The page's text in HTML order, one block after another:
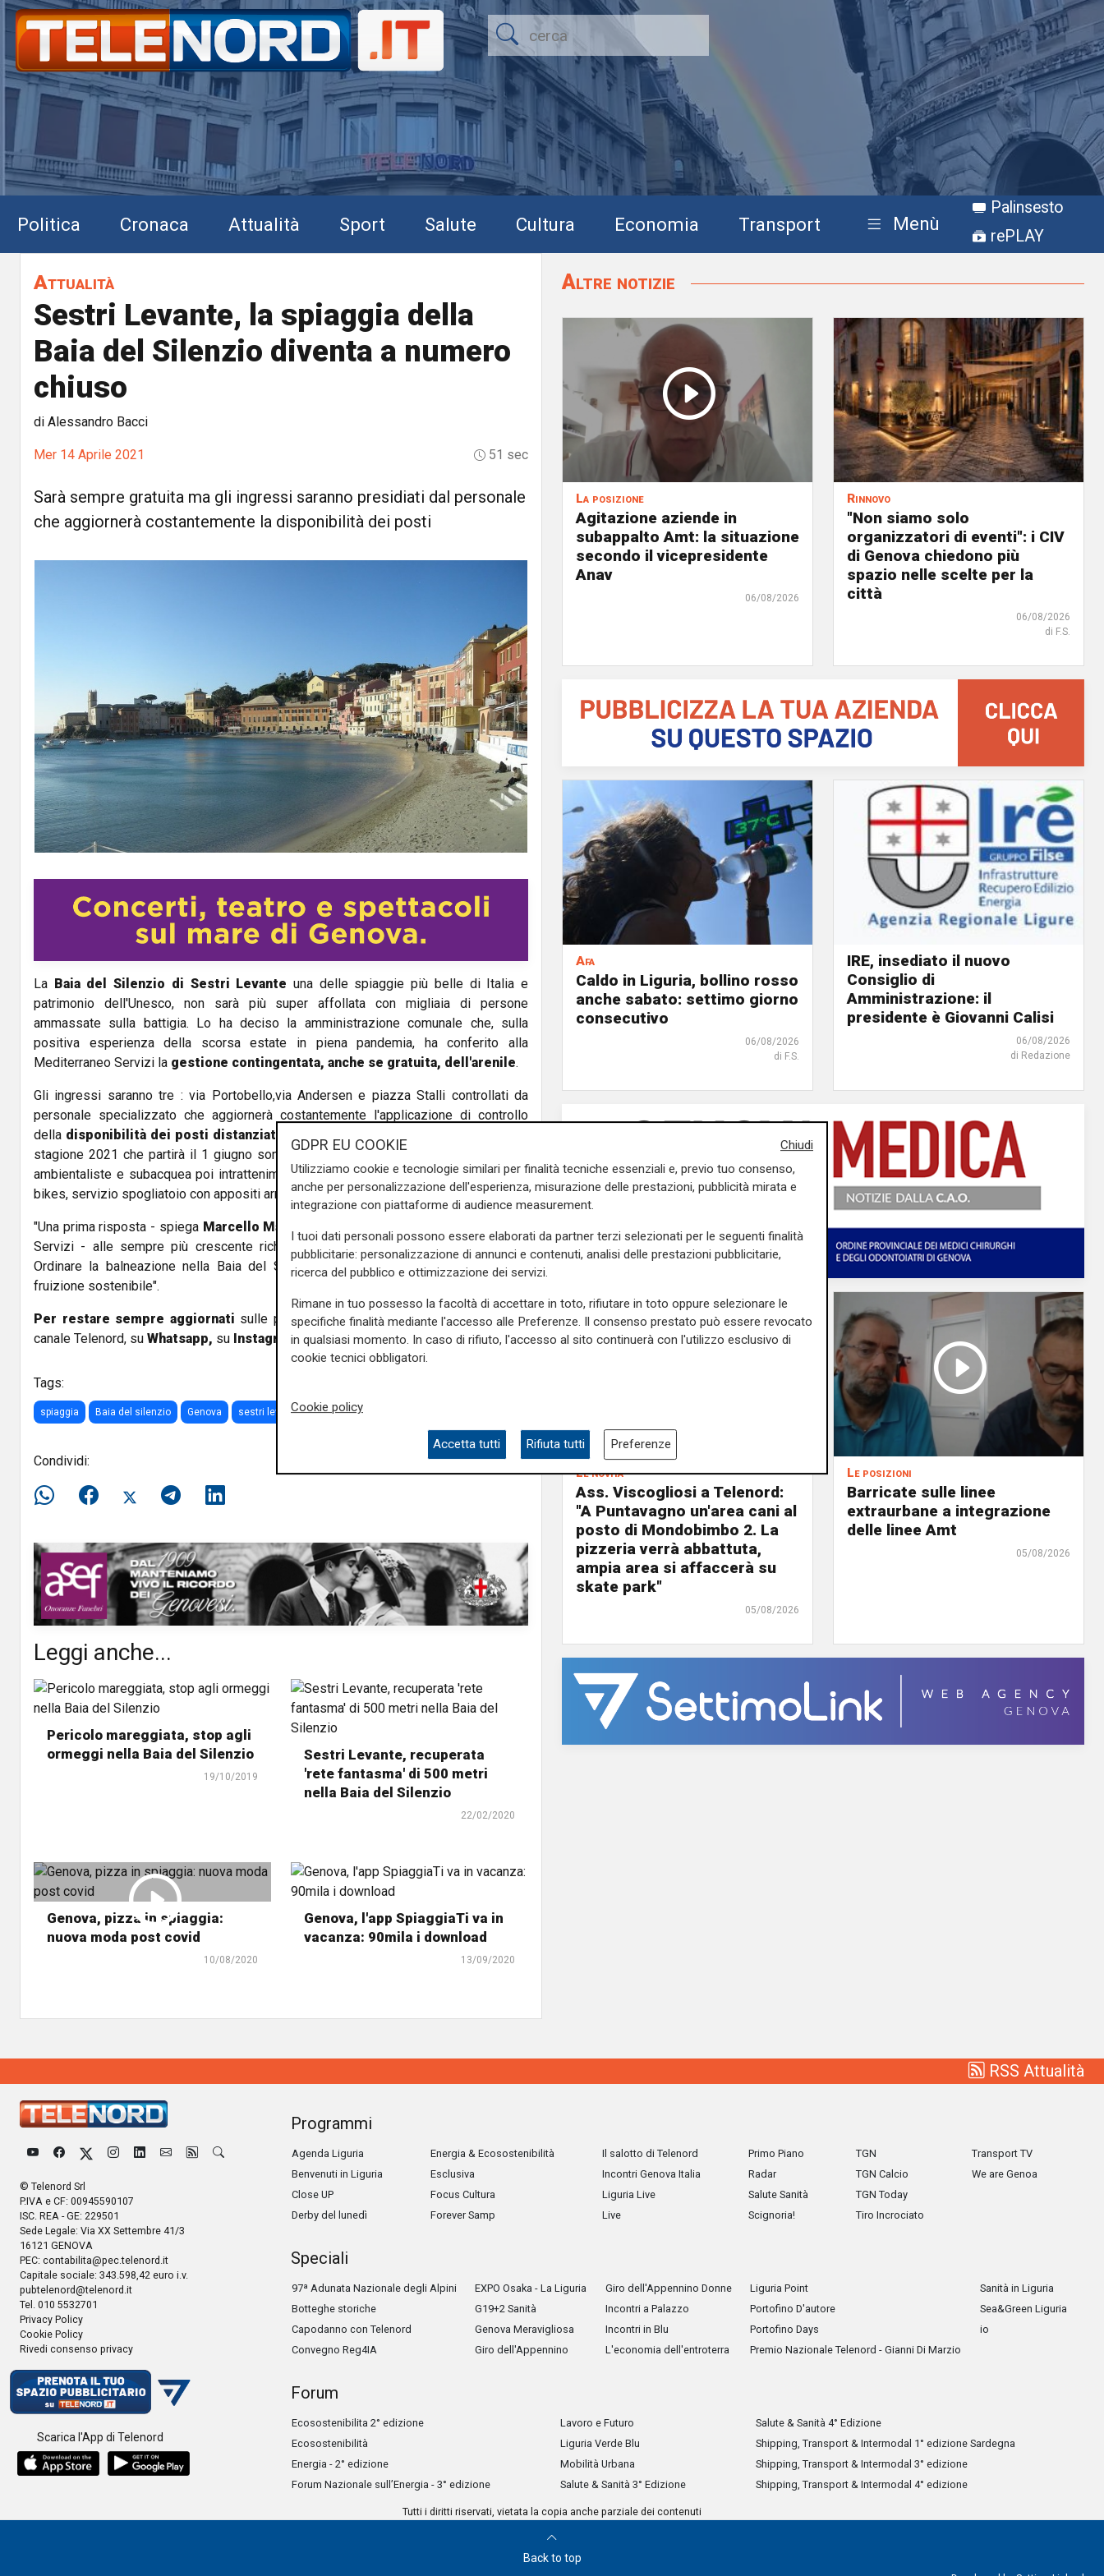
Politica Cronaca Attualità Sport Salute Cultura Economia Transport Menù
Palinsesto
rePLAY
Attualità
Sestri Levante, la spiaggia della
Baia del Silenzio diventa a numero
chiuso
di Alessandro Bacci
Mer 14 Aprile 2021 51 sec
Sarà sempre gratuita ma gli ingressi saranno presidiati dal personale
che aggiornerà costantemente la disponibilità dei posti
La Baia del Silenzio di Sestri Levante una delle spiaggie più belle di Italia e
patrimonio dell'Unesco, non sarà più super affollata con migliaia di persone
ammassate sulla battigia. Lo ha deciso la amministrazione comunale che, sulla
positiva esperienza della scorsa estate in piena pandemia, ha conferito alla
Mediterraneo Servizi la gestione contingentata, anche se gratuita, dell'arenile.
Gli ingressi saranno tre : via Portobello,via Andersen e piazza Stalli controllati da
personale specializzato che aggiornerà costantemente l'applicazione di controllo
della disponibilità dei posti distanziati
stagione 2021 che partirà il 1 giugno sono
i servizi a pagamento
ambientaliste e subacquea poi intrattenimento e doposcuola per i bambini, noleggio
bikes, servizio spogliatoio con appositi armadietti e servizi igienici.
"Una prima risposta - spiega Marcello Massucco
Servizi - alle sempre più crescente richieste di turismo sostenibile e di qualità.
Ordinare la balneazione nella Baia del Silenzio è una prima risposta concreta di
fruizione sostenibile".
Per restare sempre aggiornati sulle principali notizie sulla Liguria seguiteci sul
canale Telenord, su Whatsapp, su Instagram,suYoutubee suFacebook .
Tags:
spiaggia Baia del silenzio Genova sestri levante Liguria
Condividi:
Leggi anche...
Pericolo mareggiata, stop agli
ormeggi nella Baia del Silenzio
19/10/2019
Sestri Levante, recuperata
'rete fantasma' di 500 metri
nella Baia del Silenzio
22/02/2020
Genova, pizza in spiaggia:
nuova moda post covid
10/08/2020
Genova, l'app SpiaggiaTi va in
vacanza: 90mila i download
13/09/2020
Altre notizie
La posizione
Agitazione aziende in
subappalto Amt: la situazione
secondo il vicepresidente
Anav
06/08/2026
Rinnovo
"Non siamo solo
organizzatori di eventi": i CIV
di Genova chiedono più
spazio nelle scelte per la
città
06/08/2026
di F.S.
Afa
Caldo in Liguria, bollino rosso
anche sabato: settimo giorno
consecutivo
06/08/2026
di F.S.
IRE, insediato il nuovo
Consiglio di
Amministrazione: il
presidente è Giovanni Calisi
06/08/2026
di Redazione
Le novità
Ass. Viscogliosi a Telenord:
"A Puntavagno un'area cani al
posto di Mondobimbo 2. La
pizzeria verrà abbattuta,
ampia area si affaccerà su
skate park"
05/08/2026
Le posizioni
Barricate sulle linee
extraurbane a integrazione
delle linee Amt
05/08/2026
RSS Attualità
© Telenord Srl
P.IVA e CF: 00945590107
ISC. REA - GE: 229501
Sede Legale: Via XX Settembre 41/3
16121 GENOVA
PEC: contabilita@pec.telenord.it
Capitale sociale: 343.598,42 euro i.v.
pubtelenord@telenord.it
Tel. 010 5532701
Privacy Policy
Cookie Policy
Rivedi consenso privacy
Scarica l'App di Telenord
Programmi
Agenda Liguria
Benvenuti in Liguria
Close UP
Derby del lunedì
Energia & Ecosostenibilità
Esclusiva
Focus Cultura
Forever Samp
Il salotto di Telenord
Incontri Genova Italia
Liguria Live
Live
Primo Piano
Radar
Salute Sanità
Scignoria!
TGN
TGN Calcio
TGN Today
Tiro Incrociato
Transport TV
We are Genoa
Speciali
97ª Adunata Nazionale degli Alpini
Botteghe storiche
Capodanno con Telenord
Convegno Reg4IA
EXPO Osaka - La Liguria
G19+2 Sanità
Genova Meravigliosa
Giro dell'Appennino
Giro dell'Appennino Donne
Incontri a Palazzo
Incontri in Blu
L'economia dell'entroterra
Liguria Point
Portofino D'autore
Portofino Days
Premio Nazionale Telenord - Gianni Di Marzio
Sanità in Liguria
Sea&Green Liguria
io
Forum
Ecosostenibilita 2° edizione
Ecosostenibilità
Energia - 2° edizione
Forum Nazionale sull’Energia - 3° edizione
Lavoro e Futuro
Liguria Verde Blu
Mobilità Urbana
Salute & Sanità 3° Edizione
Salute & Sanità 4° Edizione
Shipping, Transport & Intermodal 1° edizione Sardegna
Shipping, Transport & Intermodal 3° edizione
Shipping, Transport & Intermodal 4° edizione
Tutti i diritti riservati, vietata la copia anche parziale dei contenuti
Back to top
Chiudi
GDPR EU COOKIE
Utilizziamo cookie e tecnologie similari per finalità tecniche essenziali e, previo tuo consenso,
anche per personalizzazione dell'esperienza, misurazione delle prestazioni, pubblicità mirata e
integrazione con piattaforme di audience measurement.
I tuoi dati personali possono essere elaborati da partner terzi selezionati per le seguenti finalità
pubblicitarie: personalizzazione di annunci e contenuti, analisi delle prestazioni pubblicitarie,
ricerca del pubblico e ottimizzazione dei servizi.
Rimane in tuo possesso la facoltà di accettare in toto, rifiutare in toto oppure selezionare le
specifiche finalità mediante l'accesso alle Preferenze. Il consenso prestato può essere revocato
in qualsiasi momento. In caso di rifiuto, l'accesso al sito continuerà con l'utilizzo esclusivo di
cookie tecnici obbligatori.
Cookie policy
Accetta tutti Rifiuta tutti Preferenze